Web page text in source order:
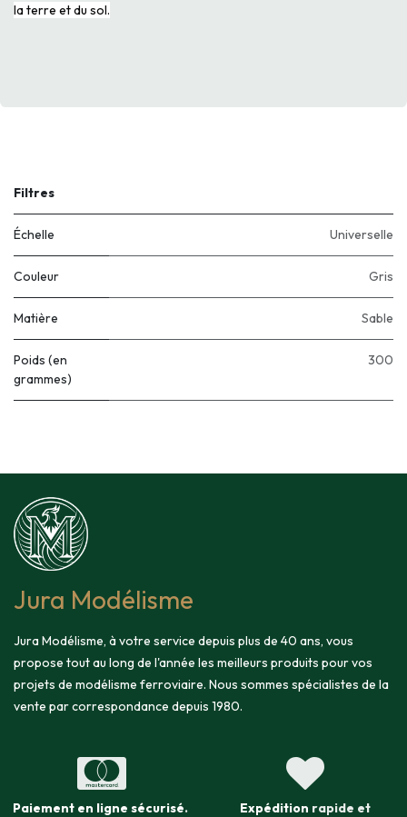
la terre et du sol.
Filtres
Échelle Universelle
Couleur Gris
Matière Sable
Poids (en
grammes)
300
Jura Modélisme
Jura Modélisme, à votre service depuis plus de 40 ans, vous
propose tout au long de l'année les meilleurs produits pour vos
projets de modélisme ferroviaire. Nous sommes spécialistes de la
vente par correspondance depuis 1980.
Paiement en ligne sécurisé. Expédition rapide et